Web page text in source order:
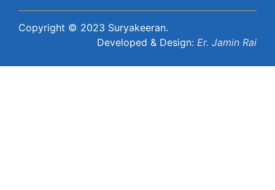
Copyright © 2023 Suryakeeran.
Developed & Design: Er. Jamin Rai